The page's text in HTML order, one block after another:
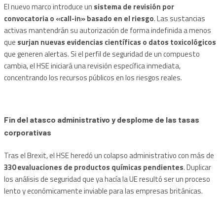
El nuevo marco introduce un sistema de revisión por
convocatoria o «call-in» basado en el riesgo. Las sustancias
activas mantendrán su autorización de forma indefinida a menos
que surjan nuevas evidencias científicas o datos toxicológicos
que generen alertas. Si el perfil de seguridad de un compuesto
cambia, el HSE iniciará una revisión específica inmediata,
concentrando los recursos públicos en los riesgos reales.
Fin del atasco administrativo y desplome de las tasas
corporativas
Tras el Brexit, el HSE heredó un colapso administrativo con más de
330 evaluaciones de productos químicas pendientes. Duplicar
los análisis de seguridad que ya hacía la UE resultó ser un proceso
lento y económicamente inviable para las empresas británicas.